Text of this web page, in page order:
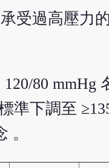
受過高壓力
80 mmHg
準下調至
。